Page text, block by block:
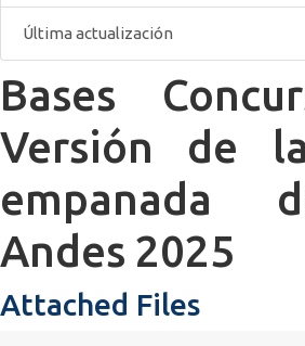
Última actualización
Bases
Versión de
empanada
Andes 2025
Attached Files